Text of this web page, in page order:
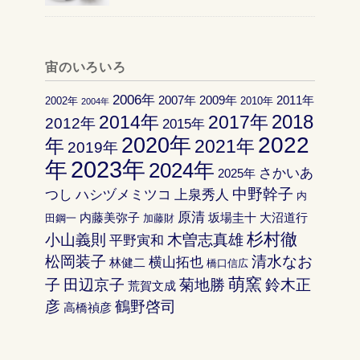
宙のいろいろ
2002年 2004年 2006年 2007年 2009年 2010年 2011年
2012年 2014年 2015年 2017年 2018
年 2019年 2020年 2021年 2022
年2023年 2024年 2025年 さかいあ
つし ハシヅメミツコ 上泉秀人 中野幹子 内
田鋼一 内藤美弥子 加藤財 原清 坂場圭十 大沼道行
小山義則 平野寅和 木曽志真雄杉村徹
松岡装子 林健二 横山拓也 橋口信広 清水なお
子 田辺京子 荒賀文成 菊地勝 萌窯 鈴木正
彦 高橋禎彦 鶴野啓司